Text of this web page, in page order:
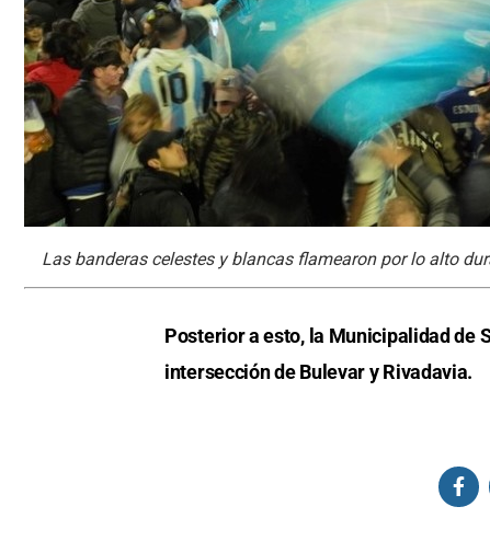
Las banderas celestes y blancas flamearon por lo alto
Posterior a esto, la Municipalidad de
intersección de Bulevar y Rivadavia.